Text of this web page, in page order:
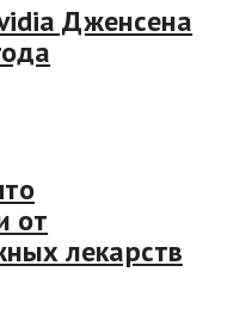
Дженсена
от
лекарств